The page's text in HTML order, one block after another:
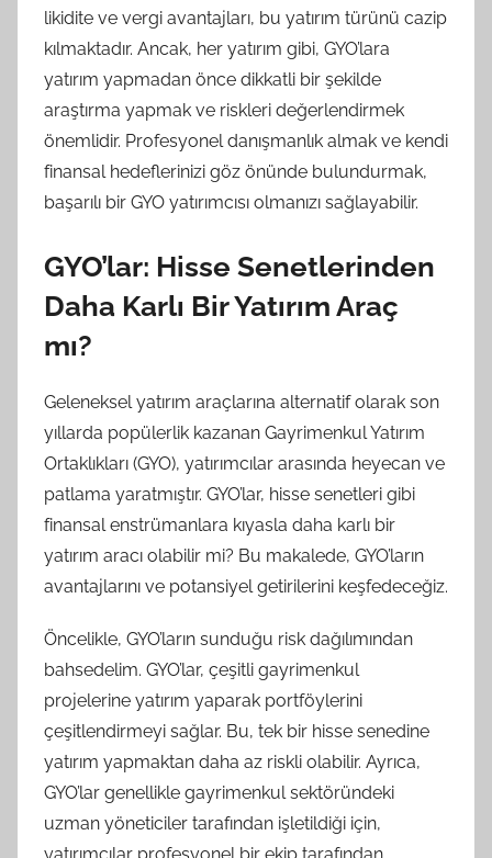
likidite ve vergi avantajları, bu yatırım türünü cazip
kılmaktadır. Ancak, her yatırım gibi, GYO’lara
yatırım yapmadan önce dikkatli bir şekilde
araştırma yapmak ve riskleri değerlendirmek
önemlidir. Profesyonel danışmanlık almak ve kendi
finansal hedeflerinizi göz önünde bulundurmak,
başarılı bir GYO yatırımcısı olmanızı sağlayabilir.
GYO’lar: Hisse Senetlerinden
Daha Karlı Bir Yatırım Araç
mı?
Geleneksel yatırım araçlarına alternatif olarak son
yıllarda popülerlik kazanan Gayrimenkul Yatırım
Ortaklıkları (GYO), yatırımcılar arasında heyecan ve
patlama yaratmıştır. GYO’lar, hisse senetleri gibi
finansal enstrümanlara kıyasla daha karlı bir
yatırım aracı olabilir mi? Bu makalede, GYO’ların
avantajlarını ve potansiyel getirilerini keşfedeceğiz.
Öncelikle, GYO’ların sunduğu risk dağılımından
bahsedelim. GYO’lar, çeşitli gayrimenkul
projelerine yatırım yaparak portföylerini
çeşitlendirmeyi sağlar. Bu, tek bir hisse senedine
yatırım yapmaktan daha az riskli olabilir. Ayrıca,
GYO’lar genellikle gayrimenkul sektöründeki
uzman yöneticiler tarafından işletildiği için,
yatırımcılar profesyonel bir ekip tarafından